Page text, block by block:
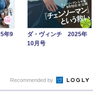
年9
ダ・ヴィンチ 2025年
10月号
Recommended by